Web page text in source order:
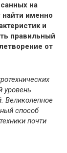
на
найти именно
и
правильный
от
уровень
Великолепное
способ
почти